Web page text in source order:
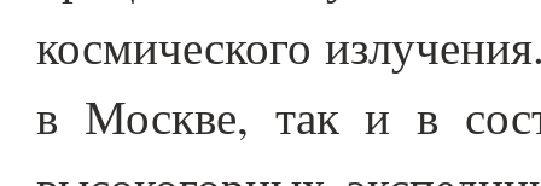
космического
в Москве, так и в